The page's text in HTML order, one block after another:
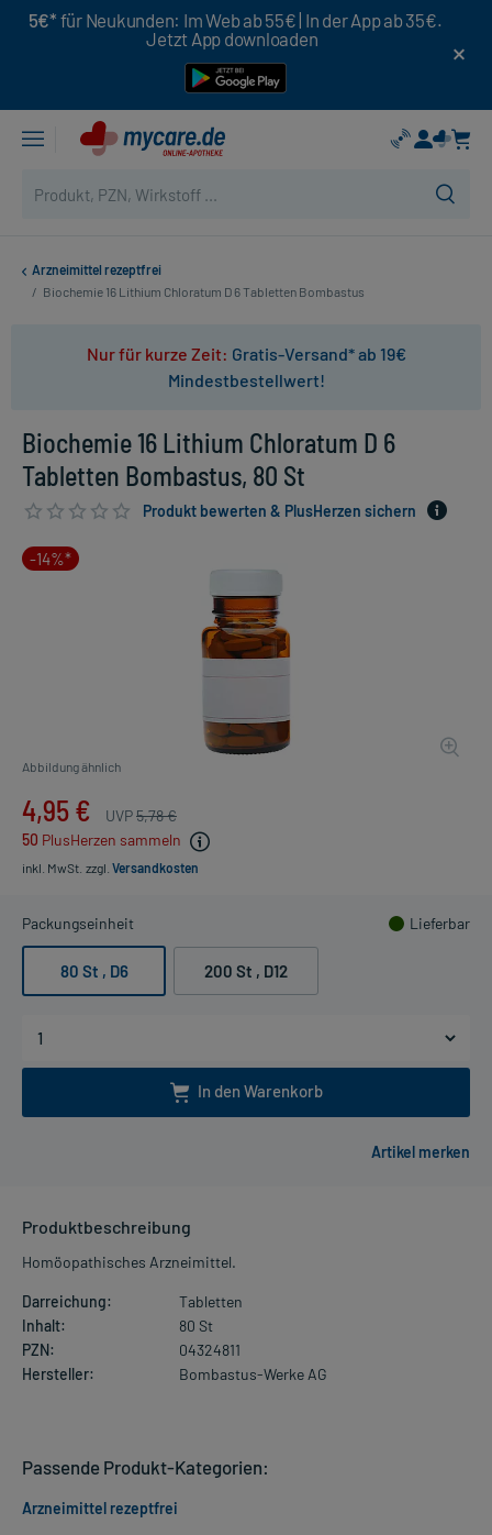
5€* für Neukunden: Im Web ab 55€ | In der App ab 35€.
Jetzt App downloaden
Arzneimittel rezeptfrei
/ Biochemie 16 Lithium Chloratum D 6 Tabletten Bombastus
Nur für kurze Zeit: Gratis-Versand* ab 19€
Mindestbestellwert!
Biochemie 16 Lithium Chloratum D 6
Tabletten Bombastus, 80 St
Produkt bewerten & PlusHerzen sichern
-14%*
Abbildung ähnlich
4,95 € UVP5,78 €
50 PlusHerzen sammeln
inkl. MwSt. zzgl. Versandkosten
Packungseinheit Lieferbar
80 St , D6 200 St , D12
In den Warenkorb
Produktbeschreibung
Homöopathisches Arzneimittel.
Darreichung:
Tabletten
Inhalt:
80 St
PZN:
04324811
Hersteller:
Bombastus-Werke AG
Passende Produkt-Kategorien:
Arzneimittel rezeptfrei